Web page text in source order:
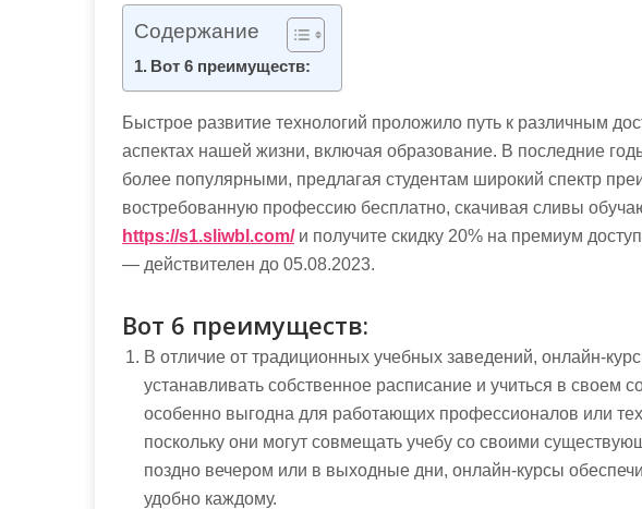
Содержание
Вот 6 преимуществ:
Быстрое развитие технологий проложило путь к различным
аспектах нашей жизни, включая образование. В последние
более популярными, предлагая студентам широкий спектр
востребованную профессию бесплатно, скачивая сливы
https://s1.sliwbl.com/и получите скидку 20% на премиум
— действителен до 05.08.2023.
Вот 6 преимуществ:
В отличие от традиционных учебных заведений, онлайн-
устанавливать собственное расписание и учиться в своем
особенно выгодна для работающих профессионалов или тех,
поскольку они могут совмещать учебу со своими
поздно вечером или в выходные дни, онлайн-курсы
удобно каждому.